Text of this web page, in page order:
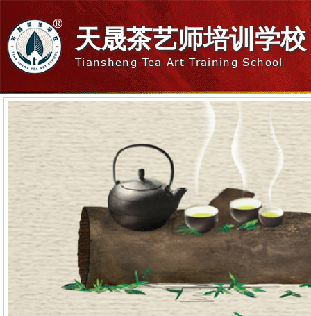
天晟茶艺师培训学校
Tiansheng Tea Art Training School